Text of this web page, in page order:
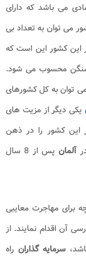
می باشد که دارای
می توان به تعداد بی
این کشور این است که
شنگن محسوب می شود.
می توان به کل کشورهای
یکی دیگر از مزیت های
این کشور را در ذهن
آلمان
پس از 8 سال
برای مهاجرت معایبی
آن اقدام نمایند. از
سرمایه گذاران راه